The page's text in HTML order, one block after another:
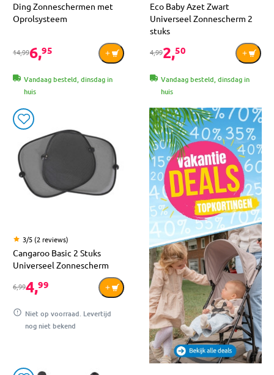
Ding Zonneschermen met
Oprolsysteem
14,996,95
Vandaag besteld, dinsdag in
huis
Eco Baby Azet Zwart
Universeel Zonnescherm 2
stuks
4,992,50
Vandaag besteld, dinsdag in
huis
3/5 (2 reviews)
Cangaroo Basic 2 Stuks
Universeel Zonnescherm
6,994,99
Niet op voorraad. Levertijd
nog niet bekend